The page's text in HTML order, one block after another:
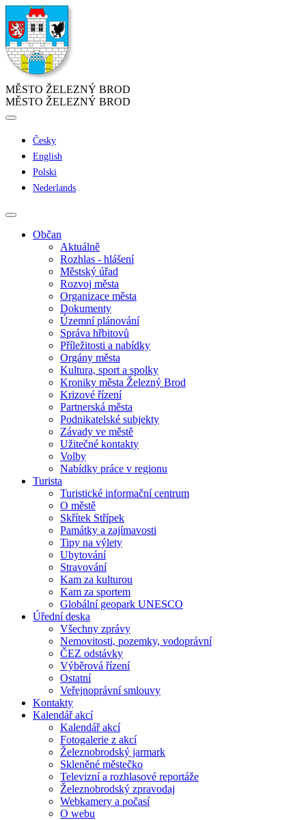
MĚSTO ŽELEZNÝ BROD
MĚSTO ŽELEZNÝ BROD
Česky
English
Polski
Nederlands
Občan
Aktuálně
Rozhlas - hlášení
Městský úřad
Rozvoj města
Organizace města
Dokumenty
Územní plánování
Správa hřbitovů
Příležitosti a nabídky
Orgány města
Kultura, sport a spolky
Kroniky města Železný Brod
Krizové řízení
Partnerská města
Podnikatelské subjekty
Závady ve městě
Užitečné kontakty
Volby
Nabídky práce v regionu
Turista
Turistické informační centrum
O městě
Skřítek Střípek
Památky a zajímavosti
Tipy na výlety
Ubytování
Stravování
Kam za kulturou
Kam za sportem
Globální geopark UNESCO
Úřední deska
Všechny zprávy
Nemovitosti, pozemky, vodoprávní
ČEZ odstávky
Výběrová řízení
Ostatní
Veřejnoprávní smlouvy
Kontakty
Kalendář akcí
Kalendář akcí
Fotogalerie z akcí
Železnobrodský jarmark
Skleněné městečko
Televizní a rozhlasové reportáže
Železnobrodský zpravodaj
Webkamery a počasí
O webu